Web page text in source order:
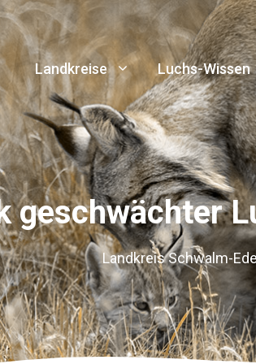
Landkreise Luchs-Wissen
geschwächter
Landkreis Schwalm-